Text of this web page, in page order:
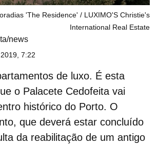
'The Residence'
LUXIMO'S Christie's
International Real Estate
news
7:22
de luxo. É esta
o Palacete Cedofeita vai
histórico do Porto. O
que deverá estar concluído
da reabilitação de um antigo